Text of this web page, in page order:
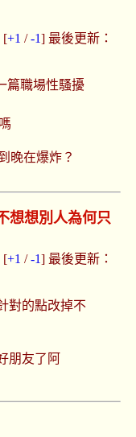
[+1 /-1] 最後更新：
篇職場性騷擾
晚在爆炸？
想想別人為何只
[+1 /-1] 最後更新：
對的點改掉不
朋友了阿